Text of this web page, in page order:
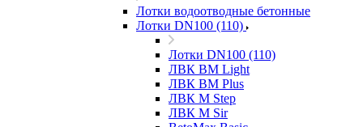
Лотки водоотводные бетонные
Лотки DN100 (110)
Лотки DN100 (110)
ЛВК ВМ Light
ЛВК ВМ Plus
ЛВК М Step
ЛВК М Sir